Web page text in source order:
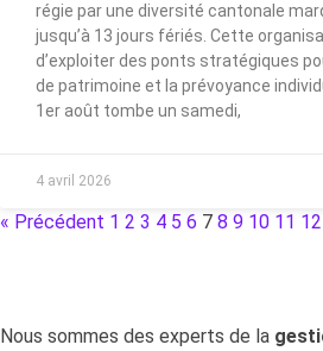
régie par une diversité cantonale
jusqu’à 13 jours fériés. Cette
d’exploiter des ponts stratégiques
de patrimoine et la prévoyance
1er août tombe un samedi,
4 avril 2026
« Précédent 1 2 3 4 5 6 7 8 9 10 11 12
Nous sommes des experts de la